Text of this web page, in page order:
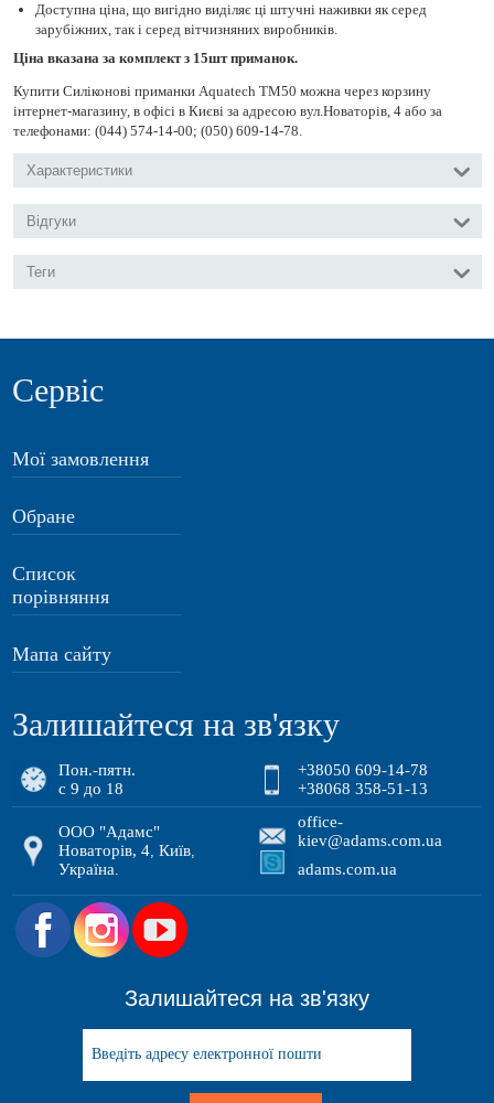
Доступна ціна, що вигідно виділяє ці штучні наживки як серед
зарубіжних, так і серед вітчизняних виробників.
Ціна вказана за комплект з 15шт приманок.
Купити Силіконові приманки Aquatech TM50 можна через корзину
інтернет-магазину, в офісі в Києві за адресою вул.Новаторів, 4 або за
телефонами: (044) 574-14-00; (050) 609-14-78.
Характеристики
Відгуки
Теги
Сервіс
Мої замовлення
Обране
Список
порівняння
Мапа сайту
Залишайтеся на зв'язку
Пон.-пятн.
с 9 до 18
+38050 609-14-78
+38068 358-51-13
ООО "Адамс"
Новаторів, 4 ,Київ
Україна
office-
kiev@adams.com.ua
adams.com.ua
.
Залишайтеся на зв'язку